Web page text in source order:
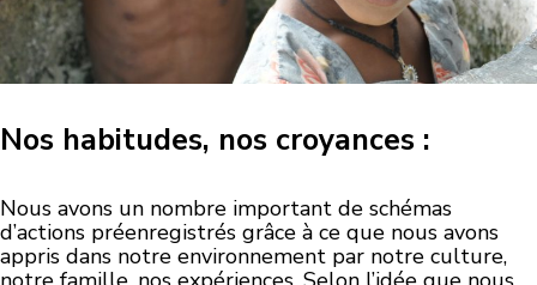
Nos habitudes, nos croyances :
Nous avons un nombre important de schémas
d’actions préenregistrés grâce à ce que nous avons
appris dans notre environnement par notre culture,